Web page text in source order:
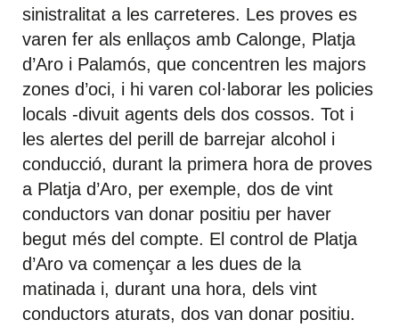
sinistralitat a les carreteres. Les proves es
varen fer als enllaços amb Calonge, Platja
d’Aro i Palamós, que concentren les majors
zones d’oci, i hi varen col·laborar les policies
locals -divuit agents dels dos cossos. Tot i
les alertes del perill de barrejar alcohol i
conducció, durant la primera hora de proves
a Platja d’Aro, per exemple, dos de vint
conductors van donar positiu per haver
begut més del compte. El control de Platja
d’Aro va començar a les dues de la
matinada i, durant una hora, dels vint
conductors aturats, dos van donar positiu.